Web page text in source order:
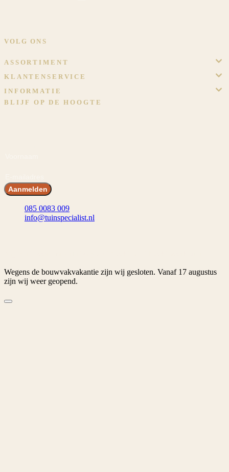
VOLG ONS
ASSORTIMENT
KLANTENSERVICE
INFORMATIE
BLIJF OP DE HOOGTE
Aanmelden
085 0083 009
info@tuinspecialist.nl
Wegens de bouwvakvakantie zijn wij gesloten. Vanaf 17 augustus
zijn wij weer geopend.